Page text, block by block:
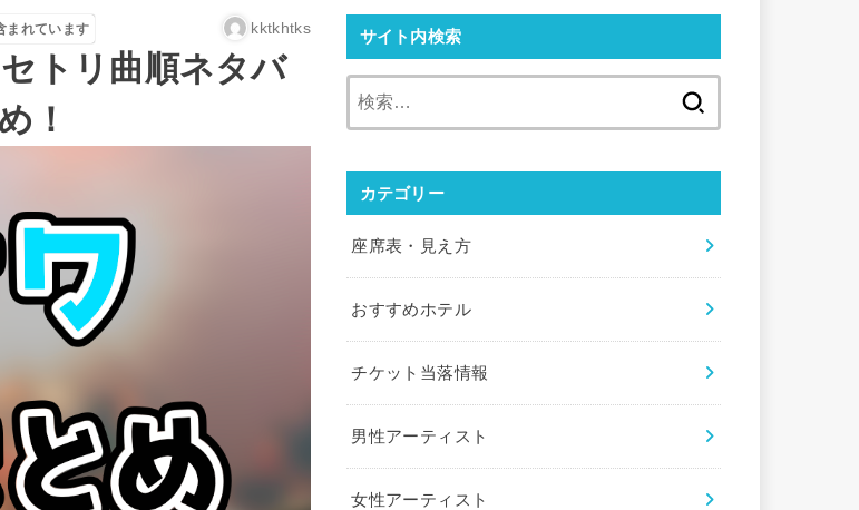
まれています kktkhtks
トリ曲順ネタバ
！
サイト内検索
カテゴリー
座席表・見え方
おすすめホテル
チケット当落情報
男性アーティスト
女性アーティスト